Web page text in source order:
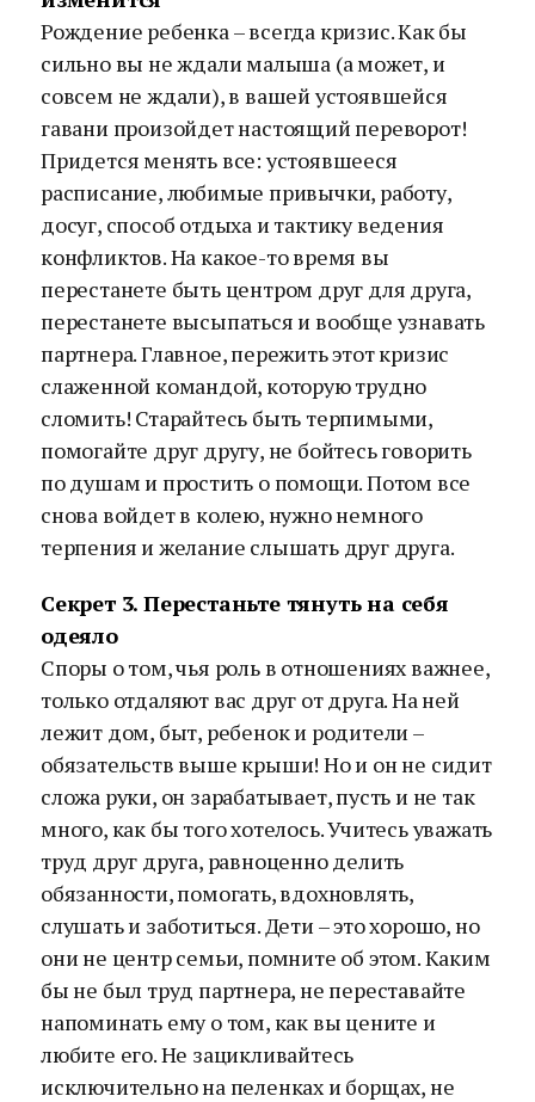
Рождение ребенка – всегда кризис. Как бы
сильно вы не ждали малыша (а может, и
совсем не ждали), в вашей устоявшейся
гавани произойдет настоящий переворот!
Придется менять все: устоявшееся
расписание, любимые привычки, работу,
досуг, способ отдыха и тактику ведения
конфликтов. На какое-то время вы
перестанете быть центром друг для друга,
перестанете высыпаться и вообще узнавать
партнера. Главное, пережить этот кризис
слаженной командой, которую трудно
сломить! Старайтесь быть терпимыми,
помогайте друг другу, не бойтесь говорить
по душам и простить о помощи. Потом все
снова войдет в колею, нужно немного
терпения и желание слышать друг друга.
Секрет 3. Перестаньте тянуть на себя
одеяло
Споры о том, чья роль в отношениях важнее,
только отдаляют вас друг от друга. На ней
лежит дом, быт, ребенок и родители –
обязательств выше крыши! Но и он не сидит
сложа руки, он зарабатывает, пусть и не так
много, как бы того хотелось. Учитесь уважать
труд друг друга, равноценно делить
обязанности, помогать, вдохновлять,
слушать и заботиться. Дети – это хорошо, но
они не центр семьи, помните об этом. Каким
бы не был труд партнера, не переставайте
напоминать ему о том, как вы цените и
любите его. Не зацикливайтесь
исключительно на пеленках и борщах, не